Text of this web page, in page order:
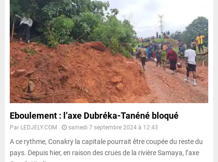
Eboulement : l’axe Dubréka-Tanéné bloqué
Par LEDJELY.COM samedi 7 septembre 2024 à 12:43
A ce rythme, Conakry la capitale pourrait être coupée du reste du
pays. Depuis hier, en raison des crues de la rivière Samaya, l’axe